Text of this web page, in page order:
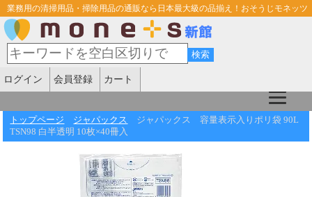
業務用の清掃用品・掃除用品の通販なら日本最大級の品揃え！おそうじモネッツ
ログイン 会員登録 カート
トップページ ジャパックス
ジャパックス 容量表示入りポリ袋 90L
TSN98 白半透明 10枚×40冊入